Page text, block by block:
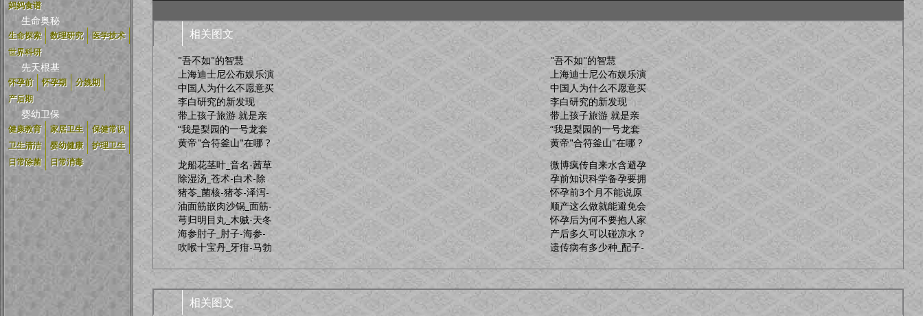
妈妈食谱
生命奥秘
生命探索 数理研究
医学技术
世界科研
先天根基
怀孕前 怀孕期
分娩期
产后期
婴幼卫保
健康教育 家居卫生
保健常识
卫生清洁
婴幼健康
护理卫生
日常除菌
日常消毒
相关图文
"吾不如"的智慧
上海迪士尼公布娱乐演
中国人为什么不愿意买
李白研究的新发现
带上孩子旅游 就是亲
“我是梨园的一号龙套
黄帝"合符釜山"在哪 ?
"吾不如"的智慧
上海迪士尼公布娱乐演
中国人为什么不愿意买
李白研究的新发现
带上孩子旅游 就是亲
“我是梨园的一号龙套
黄帝"合符釜山"在哪 ?
龙船花茎叶_音名-茜草
除湿汤_苍术-白术-除
猪苓_菌核-猪苓-泽泻-
油面筋嵌肉沙锅_面筋-
芎归明目丸_木贼-天冬
海参肘子_肘子-海参-
吹喉十宝丹_牙疳-马勃
微博疯传自来水含避孕
孕前知识科学备孕要拥
怀孕前3个月不能说原
顺产这么做就能避免会
怀孕后为何不要抱人家
产后多久可以碰凉水？
遗传病有多少种_配子-
相关图文